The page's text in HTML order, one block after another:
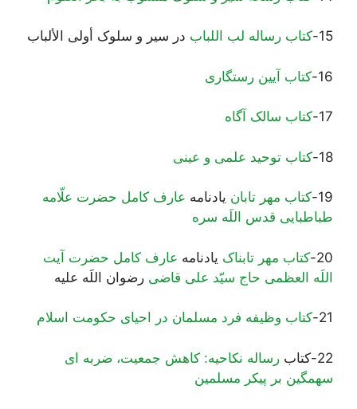
15- کتاب رساله لب اللباب در سیر و سلوک أولی الألباب
16- کتاب آیین رستگاری
17- کتاب سالک آگاه
18- کتاب توحید علمی و عینی
19- کتاب مهر تابان يادنامه عارف کامل حضرت علّامه
طباطبایی قدس اللَه سره
20- کتاب مهر تابناک يادنامه عارف کامل حضرت آیت
اللَه العظمی حاج سیّد علی قاضی رضوان اللَه علیه
21- کتاب وظیفه فرد مسلمان در احیای حكومت اسلام
22-کتاب
رساله نکاحیه: کاهش جمعیت، ضربه ای
سهمگین بر پیکر مسلمین